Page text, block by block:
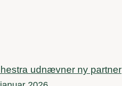
udnævner ny partner